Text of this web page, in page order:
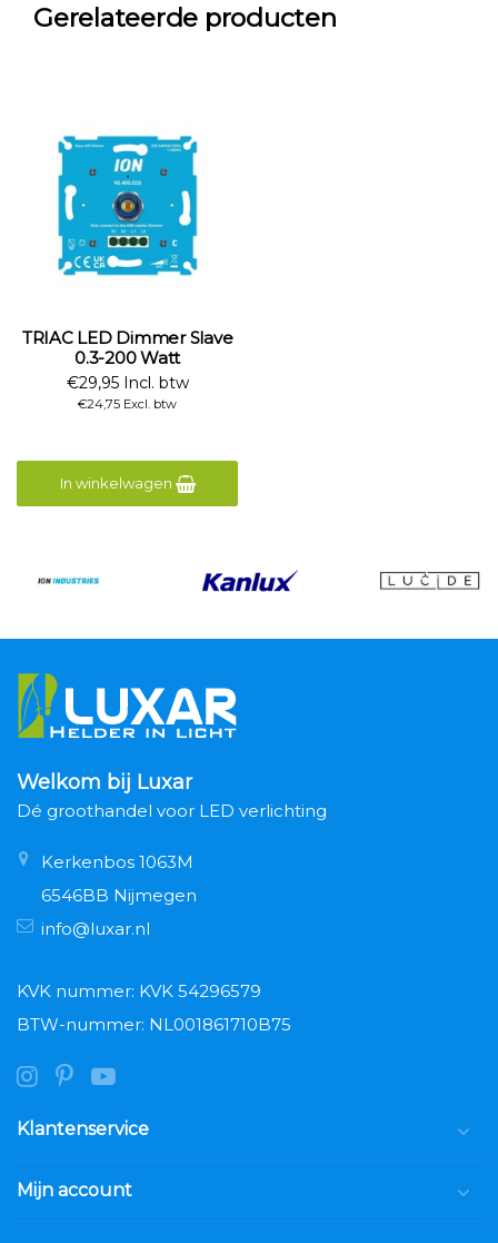
Gerelateerde producten
TRIAC LED Dimmer Slave
0.3-200 Watt
€29,95 Incl. btw
€24,75 Excl. btw
In winkelwagen
Welkom bij Luxar
Dé groothandel voor LED verlichting
Kerkenbos 1063M
6546BB Nijmegen
info@luxar.nl
KVK nummer: KVK 54296579
BTW-nummer: NL001861710B75
Klantenservice
Mijn account